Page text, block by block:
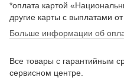
*оплата картой
другие карты с выплатами от
Больше информации об
Все товары с гарантийным
сервисном центре.